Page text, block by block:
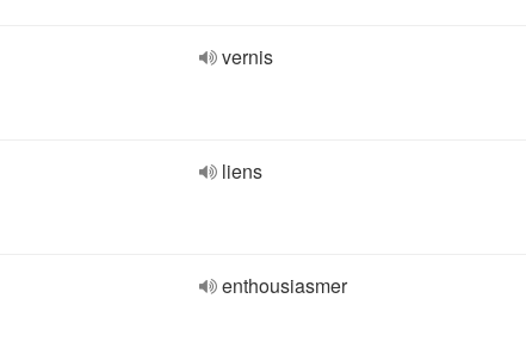
vernis
liens
enthousiasmer